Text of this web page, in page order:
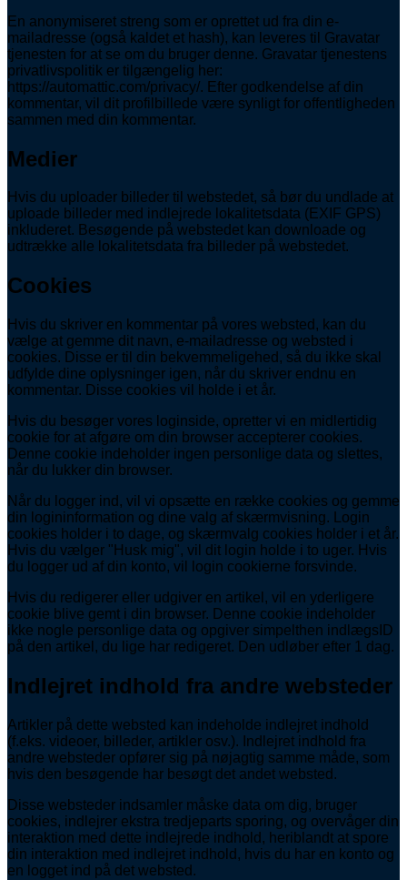
En anonymiseret streng som er oprettet ud fra din e-
mailadresse (også kaldet et hash), kan leveres til Gravatar
tjenesten for at se om du bruger denne. Gravatar tjenestens
privatlivspolitik er tilgængelig her:
https://automattic.com/privacy/. Efter godkendelse af din
kommentar, vil dit profilbillede være synligt for offentligheden
sammen med din kommentar.
Medier
Hvis du uploader billeder til webstedet, så bør du undlade at
uploade billeder med indlejrede lokalitetsdata (EXIF GPS)
inkluderet. Besøgende på webstedet kan downloade og
udtrække alle lokalitetsdata fra billeder på webstedet.
Cookies
Hvis du skriver en kommentar på vores websted, kan du
vælge at gemme dit navn, e-mailadresse og websted i
cookies. Disse er til din bekvemmeligehed, så du ikke skal
udfylde dine oplysninger igen, når du skriver endnu en
kommentar. Disse cookies vil holde i et år.
Hvis du besøger vores loginside, opretter vi en midlertidig
cookie for at afgøre om din browser accepterer cookies.
Denne cookie indeholder ingen personlige data og slettes,
når du lukker din browser.
Når du logger ind, vil vi opsætte en række cookies og gemme
din logininformation og dine valg af skærmvisning. Login
cookies holder i to dage, og skærmvalg cookies holder i et år.
Hvis du vælger "Husk mig", vil dit login holde i to uger. Hvis
du logger ud af din konto, vil login cookierne forsvinde.
Hvis du redigerer eller udgiver en artikel, vil en yderligere
cookie blive gemt i din browser. Denne cookie indeholder
ikke nogle personlige data og opgiver simpelthen indlægsID
på den artikel, du lige har redigeret. Den udløber efter 1 dag.
Indlejret indhold fra andre websteder
Artikler på dette websted kan indeholde indlejret indhold
(f.eks. videoer, billeder, artikler osv.). Indlejret indhold fra
andre websteder opfører sig på nøjagtig samme måde, som
hvis den besøgende har besøgt det andet websted.
Disse websteder indsamler måske data om dig, bruger
cookies, indlejrer ekstra tredjeparts sporing, og overvåger din
interaktion med dette indlejrede indhold, heriblandt at spore
din interaktion med indlejret indhold, hvis du har en konto og
en logget ind på det websted.